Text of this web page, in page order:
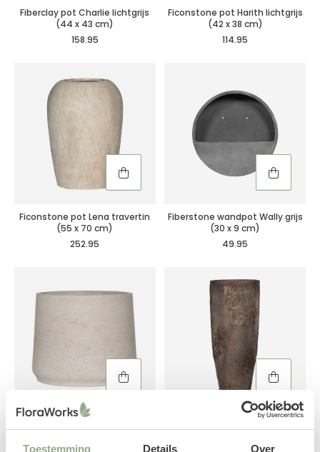
Toestemming Details Over
Fiberclay pot Charlie lichtgrijs
(44 x 43 cm)
158.95
Ficonstone pot Harith lichtgrijs
(42 x 38 cm)
114.95
Ficonstone pot Lena travertin
(55 x 70 cm)
252.95
Fiberstone wandpot Wally grijs
(30 x 9 cm)
49.95
Fiberclay pot Patt lichtgrijs (45
x 38 cm)
163.95
Ficonstone pot Dax oester
bruin (40 x 97 cm)